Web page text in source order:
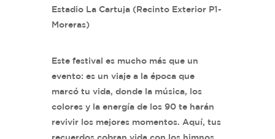
Estadio La Cartuja (Recinto Exterior P1-
Moreras)
Este festival es mucho más que un
evento: es un viaje a la época que
marcó tu vida, donde la música, los
colores y la energía de los 90 te harán
revivir los mejores momentos. Aquí, tus